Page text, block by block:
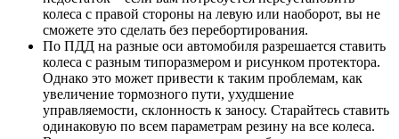
колеса с правой стороны на левую или наоборот, вы не
сможете это сделать без перебортирования.
По ПДД на разные оси автомобиля разрешается ставить
колеса с разным типоразмером и рисунком протектора.
Однако это может привести к таким проблемам, как
увеличение тормозного пути, ухудшение
управляемости, склонность к заносу. Старайтесь ставить
одинаковую по всем параметрам резину на все колеса.